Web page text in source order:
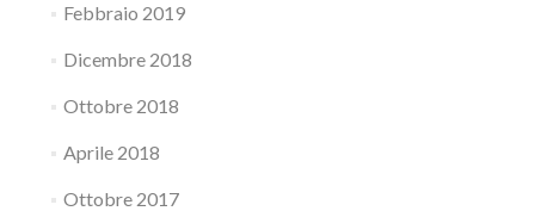
Febbraio 2019
Dicembre 2018
Ottobre 2018
Aprile 2018
Ottobre 2017